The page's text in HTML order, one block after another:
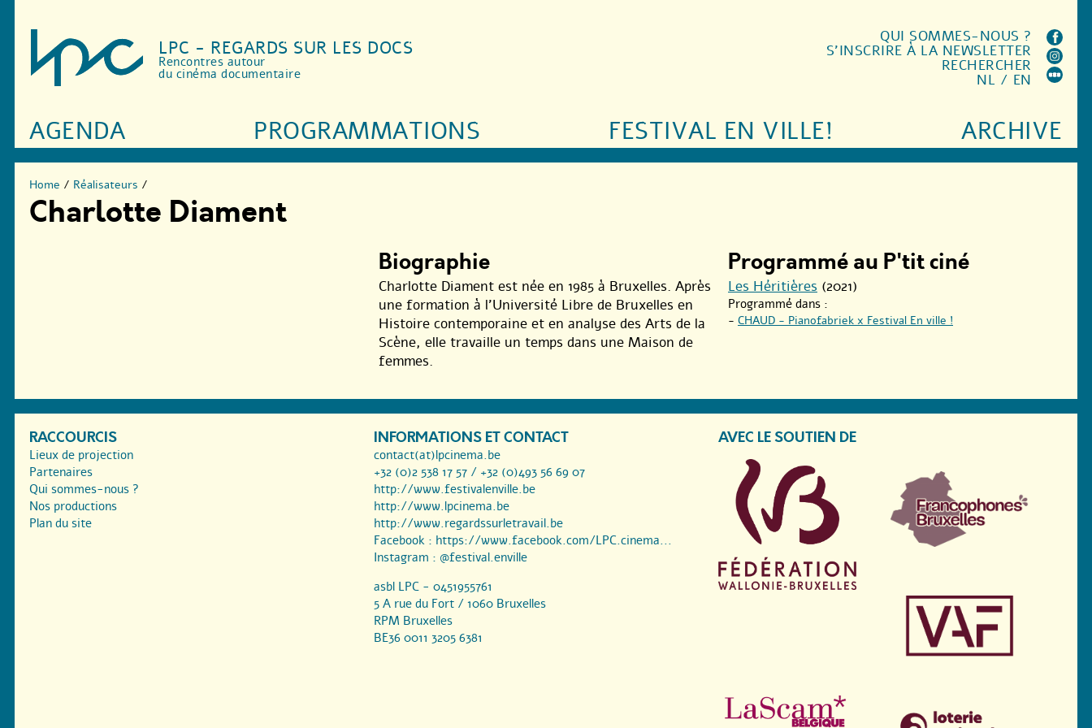
LPC - REGARDS SUR LES DOCS
Rencontres autour
du cinéma documentaire
AGENDA PROGRAMMATIONS FESTIVAL EN VILLE! ARCHIVE
QUI SOMMES-NOUS ?
S'INSCRIRE À LA NEWSLETTER
RECHERCHER
NL / EN
Home / Réalisateurs /
Charlotte Diament
Biographie
Charlotte Diament est née en 1985 à Bruxelles. Après
une formation à l’Université Libre de Bruxelles en
Histoire contemporaine et en analyse des Arts de la
Scène, elle travaille un temps dans une Maison de
femmes.
Programmé au P'tit ciné
Les Héritières (2021)
Programmé dans :
- CHAUD - Pianofabriek x Festival En ville !
RACCOURCIS
Lieux de projection
Partenaires
Qui sommes-nous ?
Nos productions
Plan du site
INFORMATIONS ET CONTACT
contact(at)lpcinema.be
+32 (0)2 538 17 57 / +32 (0)493 56 69 07
http://www.festivalenville.be
http://www.lpcinema.be
http://www.regardssurletravail.be
Facebook : https://www.facebook.com/LPC.cinema...
Instagram : @festival.enville
asbl LPC - 0451955761
5 A rue du Fort / 1060 Bruxelles
RPM Bruxelles
BE36 0011 3205 6381
AVEC LE SOUTIEN DE